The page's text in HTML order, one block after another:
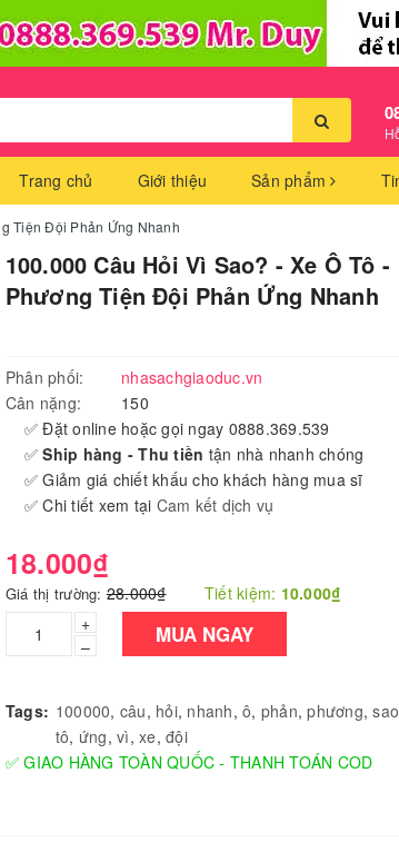
Trang chủ Giới thiệu Sản phẩm
Tiện Đội Phản Ứng Nhanh
100.000 Câu Hỏi Vì Sao? - Xe Ô Tô -
Phương Tiện Đội Phản Ứng Nhanh
Phân phối:
nhasachgiaoduc.vn
Cân nặng:
150
✅ Đặt online hoặc gọi ngay 0888.369.539
✅Ship hàng - Thu tiền tận nhà nhanh chóng
✅ Giảm giá chiết khấu cho khách hàng mua sĩ
✅ Chi tiết xem tại Cam kết dịch vụ
18.000₫
Giá thị trường:28.000₫ Tiết kiệm: 10.000₫
+
–
MUA NGAY
Tags: 100000, câu, hỏi, nhanh, ô, phản,phương,sao
tô, ứng, vì, xe, đội
✅ GIAO HÀNG TOÀN QUỐC - THANH TOÁN COD